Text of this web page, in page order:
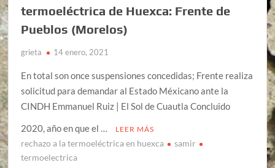
termoeléctrica de Huexca: Frente de
Pueblos (Morelos)
grieta 14 enero, 2021
En total son once suspensiones concedidas; Frente realiza
solicitud para demandar al Estado Méxicano ante la
CINDH Emmanuel Ruiz | El Sol de Cuautla Concluido
2020, año en que el …
LEER MÁS
rechazo a la termoeléctrica en huexca
samir
termoelectrica